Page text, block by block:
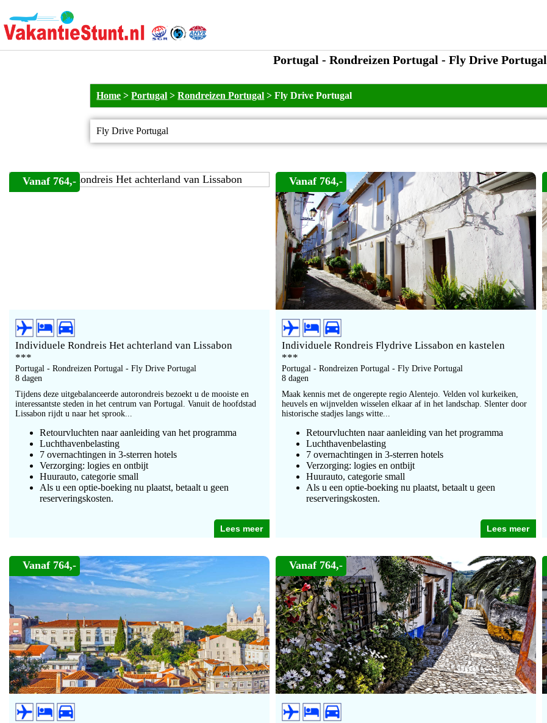
Portugal - Rondreizen Portugal - Fly Drive Portugal
Home >Portugal >Rondreizen Portugal >Fly Drive Portugal
Fly Drive Portugal
Vanaf 764,-
Individuele Rondreis Het achterland van Lissabon
***
Portugal - Rondreizen Portugal - Fly Drive Portugal
8 dagen
Tijdens deze uitgebalanceerde autorondreis bezoekt u de mooiste en
interessantste steden in het centrum van Portugal. Vanuit de hoofdstad
Lissabon rijdt u naar het sprook...
Retourvluchten naar aanleiding van het programma
Luchthavenbelasting
7 overnachtingen in 3-sterren hotels
Verzorging: logies en ontbijt
Huurauto, categorie small
Als u een optie-boeking nu plaatst, betaalt u geen
reserveringskosten.
Lees meer
Vanaf 764,-
Individuele Rondreis Flydrive Lissabon en kastelen
***
Portugal - Rondreizen Portugal - Fly Drive Portugal
8 dagen
Maak kennis met de ongerepte regio Alentejo. Velden vol kurkeiken,
heuvels en wijnvelden wisselen elkaar af in het landschap. Slenter door
historische stadjes langs witte...
Retourvluchten naar aanleiding van het programma
Luchthavenbelasting
7 overnachtingen in 3-sterren hotels
Verzorging: logies en ontbijt
Huurauto, categorie small
Als u een optie-boeking nu plaatst, betaalt u geen
reserveringskosten.
Lees meer
Vanaf 764,- Vanaf 764,-